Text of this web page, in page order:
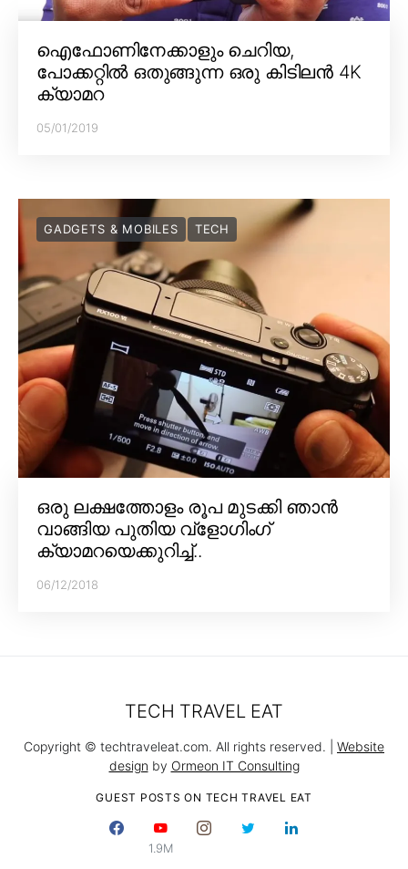
ഐഫോണിനേക്കാളും ചെറിയ,
പോക്കറ്റിൽ ഒതുങ്ങുന്ന ഒരു കിടിലൻ 4K
ക്യാമറ
05/01/2019
GADGETS & MOBILES TECH
ഒരു ലക്ഷത്തോളം രൂപ മുടക്കി ഞാൻ
വാങ്ങിയ പുതിയ വ്‌ളോഗിംഗ്
ക്യാമറയെക്കുറിച്ച്..
06/12/2018
GUEST POSTS ON TECH TRAVEL EAT
1.9M
TECH TRAVEL EAT
Copyright © techtraveleat.com. All rights reserved. | Website
design by Ormeon IT Consulting